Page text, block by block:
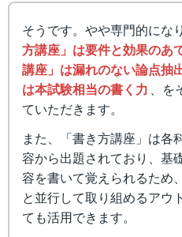
そうです。やや専門的にな
方講座」は要件と効果のあ
講座」は漏れのない論点抽
は本試験相当の書く力
、
ていただきます。
また、「書き方講座」は各
容から出題されており、基
容を書いて覚えられるため
と並行して取り組めるアウ
ても活用できます。